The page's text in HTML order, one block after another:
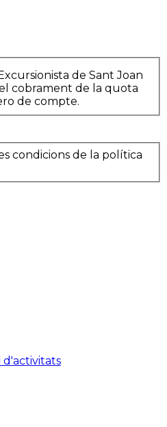
de Sant Joan
cobrament de la quota
de compte.
condicions de la política
d'activitats